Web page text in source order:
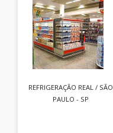
REFRIGERAÇÃO REAL / SÃO
PAULO - SP